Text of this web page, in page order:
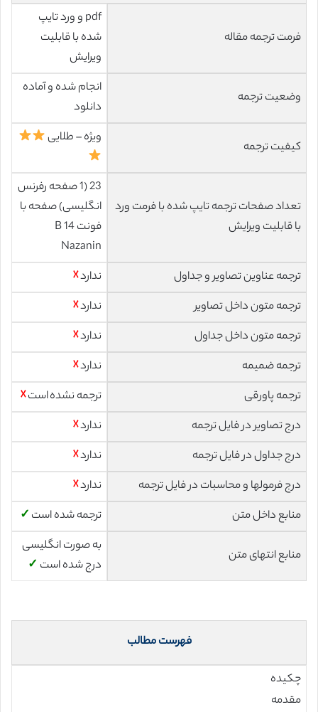
فرمت ترجمه مقاله
pdf و ورد تایپ
شده با قابلیت
ویرایش
وضعیت ترجمه
انجام شده و آماده
دانلود
کیفیت ترجمه
ویژه – طلایی
تعداد صفحات ترجمه تایپ شده با فرمت ورد
با قابلیت ویرایش
23 (1 صفحه رفرنس
انگلیسی) صفحه با
فونت 14 B
Nazanin
ترجمه عناوین تصاویر و جداول
ندارد☓
ترجمه متون داخل تصاویر
ندارد☓
ترجمه متون داخل جداول
ندارد☓
ترجمه ضمیمه
ندارد☓
ترجمه پاورقی
ترجمه نشده است☓
درج تصاویر در فایل ترجمه
ندارد☓
درج جداول در فایل ترجمه
ندارد☓
درج فرمولها و محاسبات در فایل ترجمه
ندارد☓
منابع داخل متن
ترجمه شده است ✓
منابع انتهای متن
به صورت انگلیسی
درج شده است ✓
فهرست مطالب
چکیده
مقدمه